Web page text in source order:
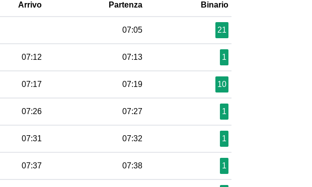
Arrivo Partenza Binario
07:05 21
07:12 07:13 1
07:17 07:19 10
07:26 07:27 1
07:31 07:32 1
07:37 07:38 1